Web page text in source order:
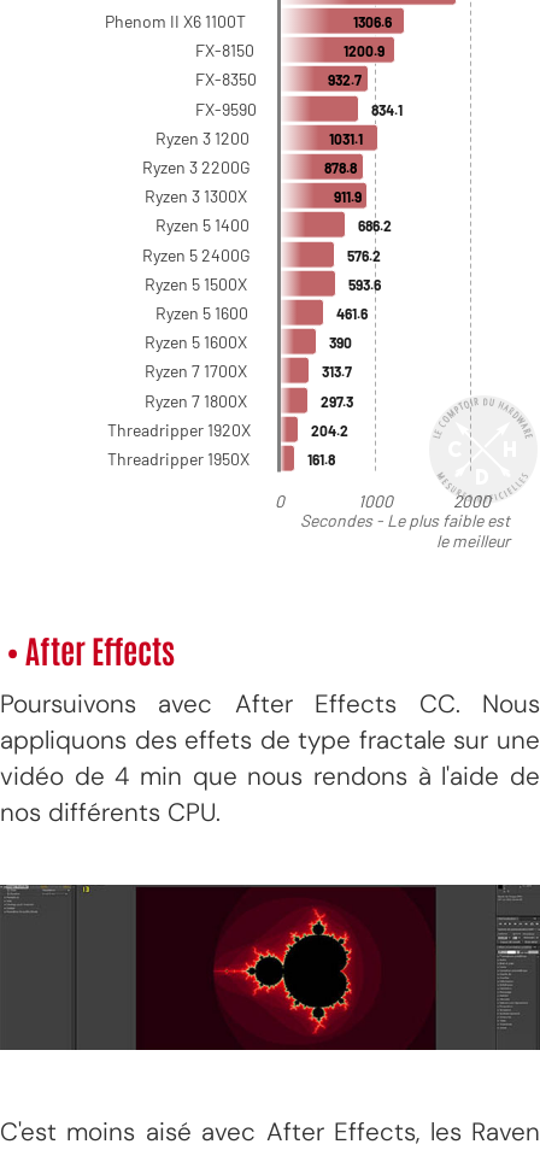
• After Effects
Poursuivons avec After Effects CC. Nous
appliquons des effets de type fractale sur une
vidéo de 4 min que nous rendons à l'aide de
nos différents CPU.
C'est moins aisé avec After Effects, les Raven